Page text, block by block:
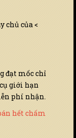
chủ của <
đạt mốc chỉ
giới hạn
phí nhận.
hết chấm